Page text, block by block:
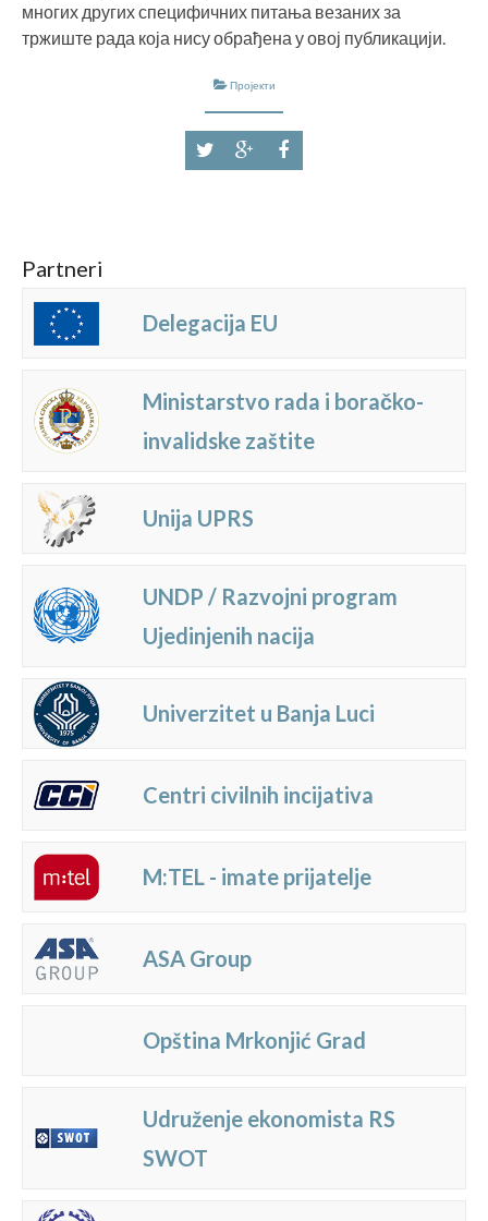
многих других специфичних питања везаних за
тржиште рада која нису обрађена у овој публикацији.
Пројекти
Partneri
Delegacija EU
Ministarstvo rada i boračko-
invalidske zaštite
Unija UPRS
UNDP / Razvojni program
Ujedinjenih nacija
Univerzitet u Banja Luci
Centri civilnih incijativa
M:TEL - imate prijatelje
ASA Group
Opština Mrkonjić Grad
Udruženje ekonomista RS
SWOT